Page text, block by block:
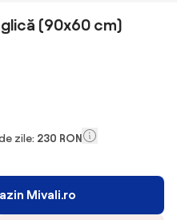
(90x60 cm)
zile: 230 RON
Mivali.ro